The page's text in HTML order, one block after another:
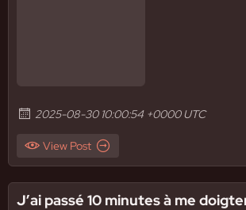
2025-08-30 10:00:54 +0000 UTC
View Post
J’ai passé 10 minutes à me